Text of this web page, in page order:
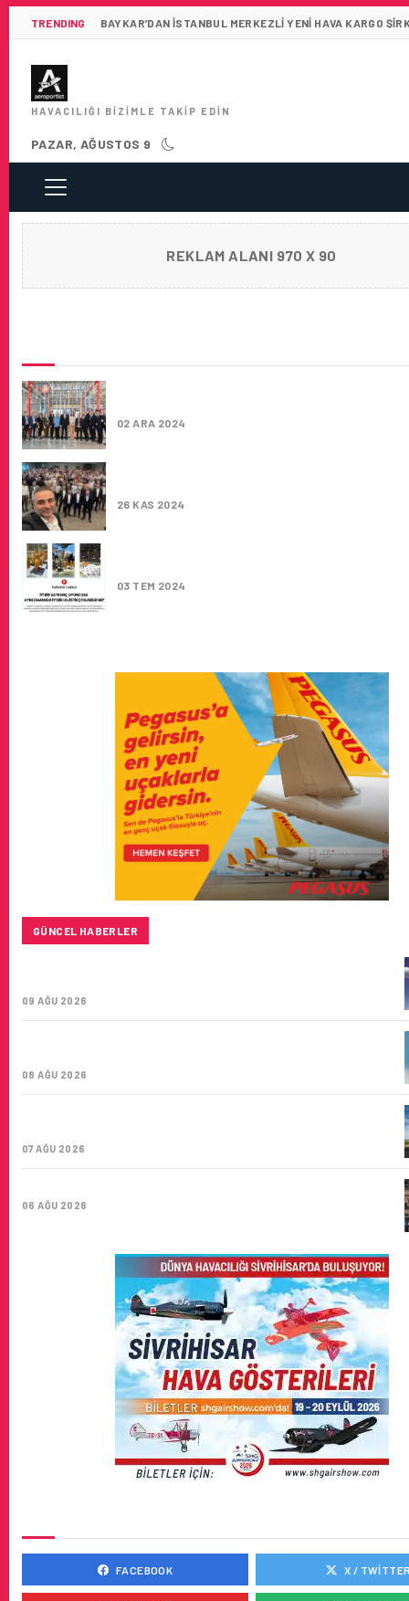
TRENDING BAYKAR’DAN İSTANBUL MERKEZLI YENI HAVA KARGO
HAVACILIĞI BIZIMLE TAKIP EDIN
PAZAR, AĞUSTOS 9
REKLAM ALANI 970 X 90
02 ARA 2024
26 KAS 2024
03 TEM 2024
GÜNCEL HABERLER
09 AĞU 2026
08 AĞU 2026
07 AĞU 2026
06 AĞU 2026
FACEBOOK X /